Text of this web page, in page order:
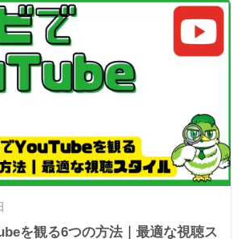
を観る6つの方法｜最適な視聴ス